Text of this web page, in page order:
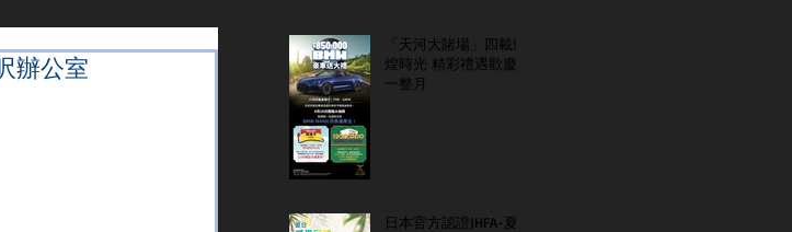
辦公室
「天河大賭場」四載輝
煌時光 精彩禮遇歡慶
一整月
日本官方認證JHFA-夏